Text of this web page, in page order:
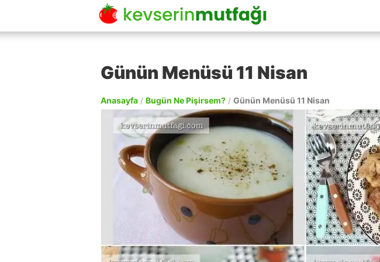
Günün Menüsü 11 Nisan
Anasayfa / Bugün Ne Pişirsem? / Günün Menüsü 11 Nisan